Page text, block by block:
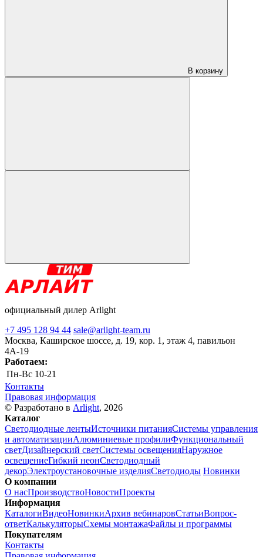
В корзину
официальный дилер Arlight
+7 495 128 94 44 sale@arlight-team.ru
Москва, Каширское шоссе, д. 19, кор. 1, этаж 4, павильон
4А-19
Работаем:
Пн-Вс 10-21
Контакты
Правовая информация
© Разработано в Arlight, 2026
Каталог
Светодиодные лентыИсточники питанияСистемы управления
и автоматизацииАлюминиевые профилиФункциональный
светДизайнерский светСистемы освещенияНаружное
освещениеГибкий неонСветодиодный
декорЭлектроустановочные изделияСветодиоды Новинки
О компании
О насПроизводствоНовостиПроекты
Информация
КаталогиВидеоНовинкиАрхив вебинаровСтатьиВопрос-
ответКалькуляторыСхемы монтажаФайлы и программы
Покупателям
Контакты